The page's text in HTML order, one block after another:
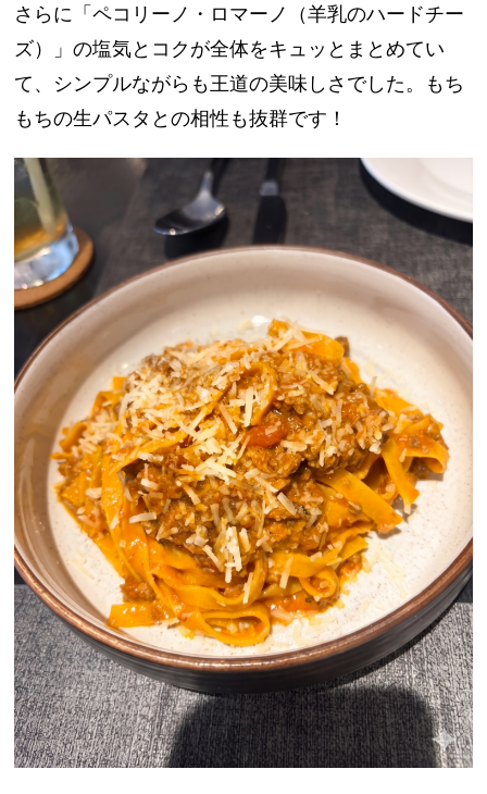
さらに「ペコリーノ・ロマーノ（羊乳のハードチー
ズ）」の塩気とコクが全体をキュッとまとめてい
て、シンプルながらも王道の美味しさでした。もち
もちの生パスタとの相性も抜群です！